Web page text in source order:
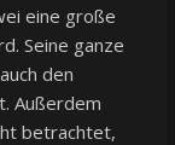
eine große
Seine ganze
den
Außerdem
betrachtet,